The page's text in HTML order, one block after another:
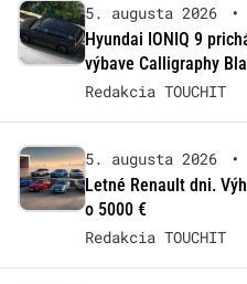
5. augusta 2026 •
Hyundai IONIQ 9
výbave Calligraphy
Redakcia TOUCHIT
5. augusta 2026 •
Letné Renault dni.
o 5000 €
Redakcia TOUCHIT